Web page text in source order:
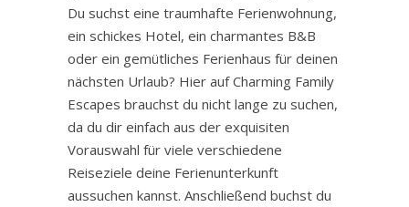
Du suchst eine traumhafte Ferienwohnung,
ein schickes Hotel, ein charmantes B&B
oder ein gemütliches Ferienhaus für deinen
nächsten Urlaub? Hier auf Charming Family
Escapes brauchst du nicht lange zu suchen,
da du dir einfach aus der exquisiten
Vorauswahl für viele verschiedene
Reiseziele deine Ferienunterkunft
aussuchen kannst. Anschließend buchst du